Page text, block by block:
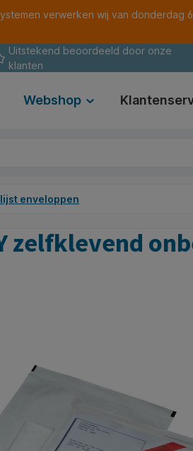
verwerken wij van
Uitstekend beoordeeld door onze
klanten
Webshop
enveloppen
zelfklevend